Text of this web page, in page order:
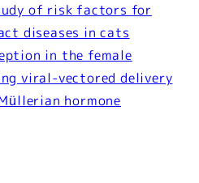
of risk factors for
diseases in cats
in the female
viral-vectored delivery
hormone